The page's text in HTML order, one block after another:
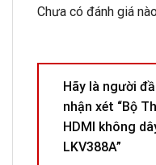
Chưa có đánh giá
Hãy là người
nhận xét “Bộ
HDMI không
LKV388A”